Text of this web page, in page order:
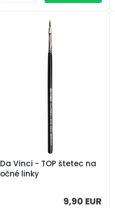
Da Vinci - TOP štetec na
očné linky
9,90 EUR